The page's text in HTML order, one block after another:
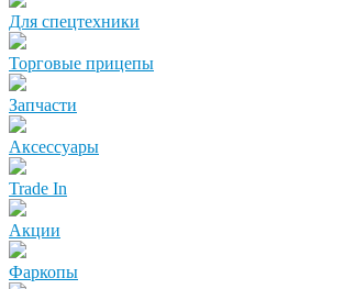
Для спецтехники
Торговые прицепы
Запчасти
Аксессуары
Trade In
Акции
Фаркопы